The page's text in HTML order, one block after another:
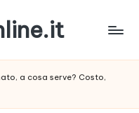
a cosa serve? Costo,